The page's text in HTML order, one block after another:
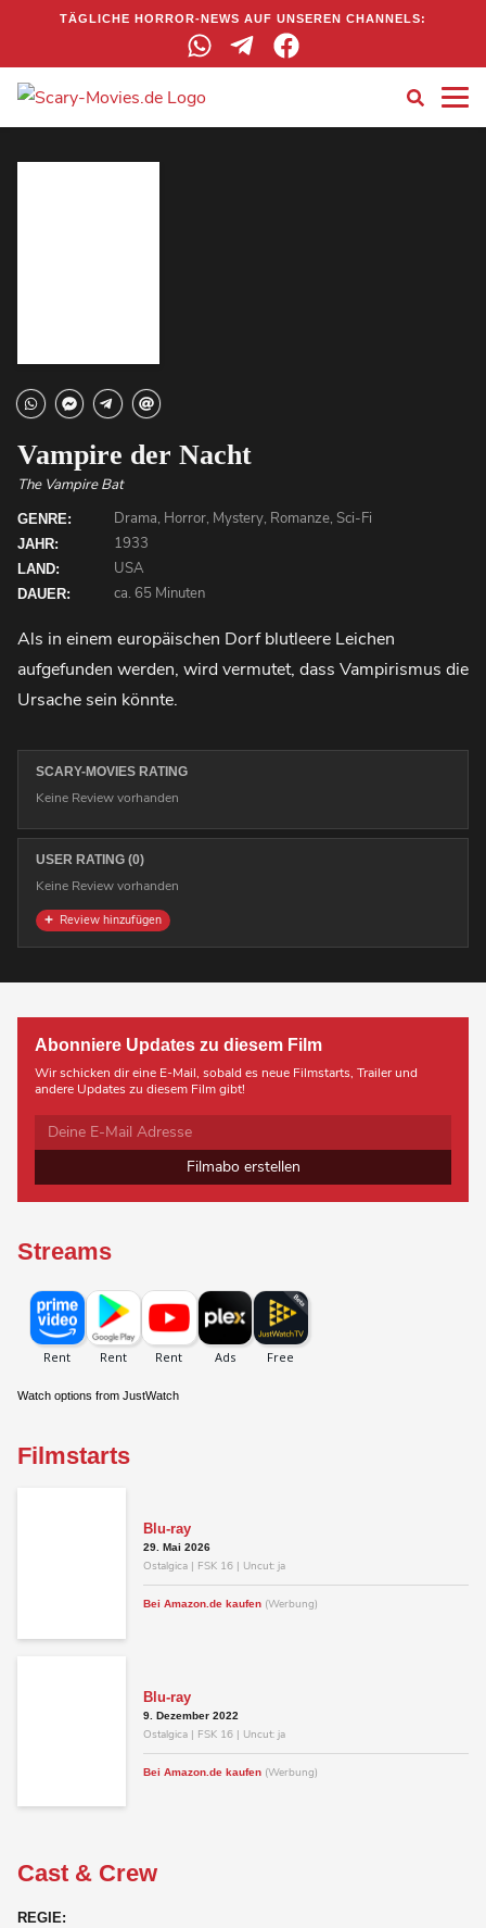
TÄGLICHE HORROR-NEWS AUF UNSEREN CHANNELS:
Vampire der Nacht
The Vampire Bat
GENRE: Drama, Horror, Mystery, Romanze, Sci-Fi
JAHR: 1933
LAND: USA
DAUER: ca. 65 Minuten
Als in einem europäischen Dorf blutleere Leichen
aufgefunden werden, wird vermutet, dass Vampirismus die
Ursache sein könnte.
SCARY-MOVIES RATING
Keine Review vorhanden
USER RATING (0)
Keine Review vorhanden
Review hinzufügen
Abonniere Updates zu diesem Film
Wir schicken dir eine E-Mail, sobald es neue Filmstarts, Trailer und
andere Updates zu diesem Film gibt!
Filmabo erstellen
Streams
Watch options from JustWatch
Filmstarts
Blu-ray
29. Mai 2026
Ostalgica | FSK 16 | Uncut: ja
Bei Amazon.de kaufen (Werbung)
Blu-ray
9. Dezember 2022
Ostalgica | FSK 16 | Uncut: ja
Bei Amazon.de kaufen (Werbung)
Cast & Crew
REGIE: